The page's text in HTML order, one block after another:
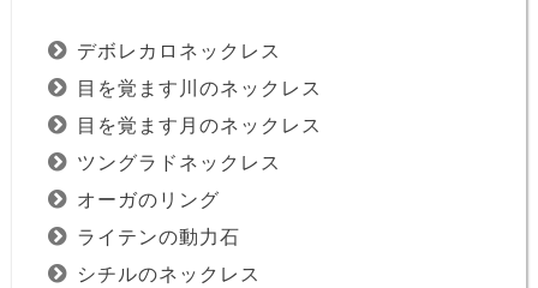
デボレカロネックレス
目を覚ます川のネックレス
目を覚ます月のネックレス
ツングラドネックレス
オーガのリング
ライテンの動力石
シチルのネックレス